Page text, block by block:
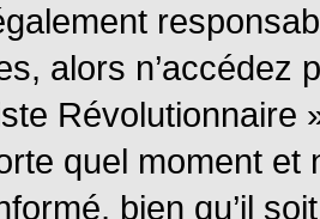
alors n’accédez
Révolutionnaire
quel moment
bien qu’il